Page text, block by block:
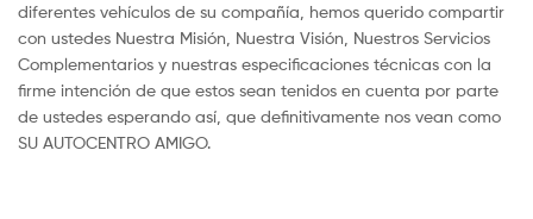
diferentes vehículos de su compañía, hemos querido compartir
con ustedes Nuestra Misión, Nuestra Visión, Nuestros Servicios
Complementarios y nuestras especificaciones técnicas con la
firme intención de que estos sean tenidos en cuenta por parte
de ustedes esperando así, que definitivamente nos vean como
SU AUTOCENTRO AMIGO.